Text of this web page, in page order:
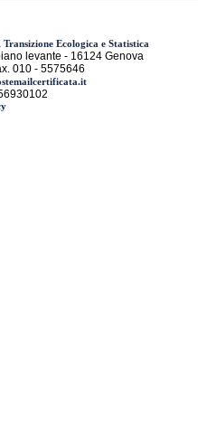
Ecologica e Statistica
levante - 16124 Genova
010 - 5575646